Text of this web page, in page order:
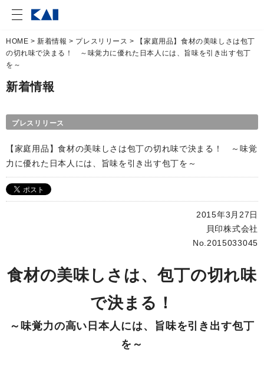
HOME >新着情報 > プレスリリース > 【家庭用品】食材の美味しさは包丁
の切れ味で決まる！ ～味覚力に優れた日本人には、旨味を引き出す包丁
を～
新着情報
プレスリリース
【家庭用品】食材の美味しさは包丁の切れ味で決まる！ ～味覚
力に優れた日本人には、旨味を引き出す包丁を～
2015年3月27日
貝印株式会社
No.2015033045
食材の美味しさは、包丁の切れ味
で決まる！
～味覚力の高い日本人には、旨味を引き出す包丁
を～